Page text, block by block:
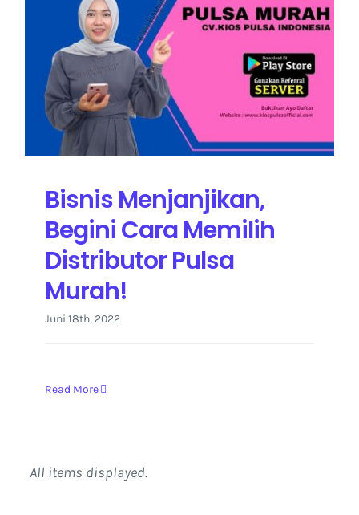
Bisnis Menjanjikan,
Begini Cara Memilih
Distributor Pulsa
Murah!
Juni 18th, 2022
Read More